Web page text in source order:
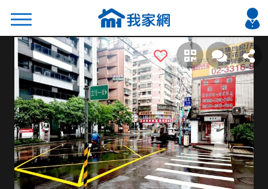
搜尋
熱門關鍵字
2026 台北降價好屋限量釋出
2026 新北降價好屋限量釋出
2026 台中降價好屋限量釋出
2026 台南降價好屋限量釋出
2026 高雄降價好屋限量釋出